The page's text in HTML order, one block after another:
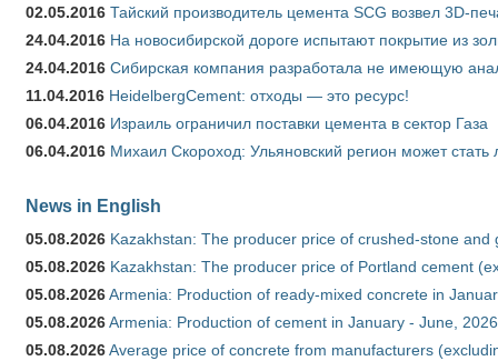
02.05.2016 Тайский производитель цемента SCG возвел 3D-
24.04.2016 На новосибирской дороге испытают покрытие из
24.04.2016 Сибирская компания разработала не имеющую
11.04.2016 HeidelbergCement: отходы — это ресурс!
06.04.2016 Израиль ограничил поставки цемента в сектор Газа
06.04.2016 Михаил Скороход: Ульяновский регион может
News in English
05.08.2026 Kazakhstan: The producer price of crushed-stone and
05.08.2026 Kazakhstan: The producer price of Portland cement
05.08.2026Armenia: Production of ready-mixed concrete in
05.08.2026Armenia: Production of cement in January - June, 2026
05.08.2026Average price of concrete from manufacturers